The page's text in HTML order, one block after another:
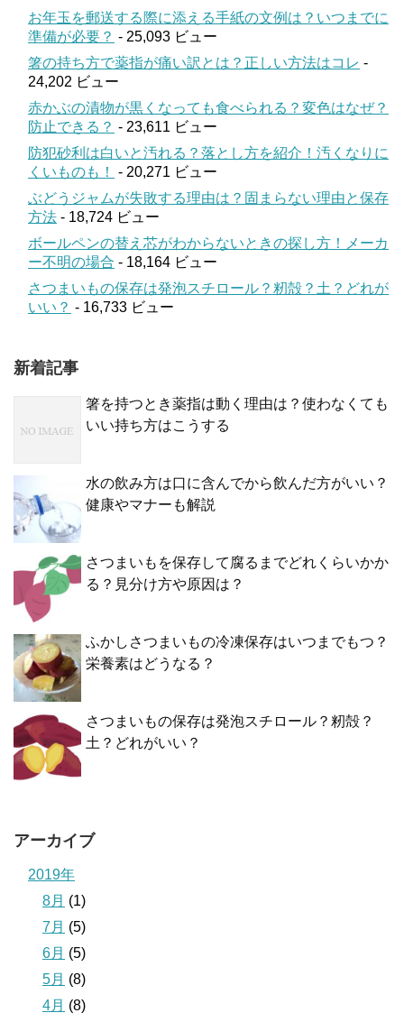
お年玉を郵送する際に添える手紙の文例は？いつまでに
準備が必要？ - 25,093 ビュー
箸の持ち方で薬指が痛い訳とは？正しい方法はコレ -
24,202 ビュー
赤かぶの漬物が黒くなっても食べられる？変色はなぜ？
防止できる？ - 23,611 ビュー
防犯砂利は白いと汚れる？落とし方を紹介！汚くなりに
くいものも！
- 20,271 ビュー
ぶどうジャムが失敗する理由は？固まらない理由と保存
方法 - 18,724 ビュー
ボールペンの替え芯がわからないときの探し方！メーカ
ー不明の場合 - 18,164 ビュー
さつまいもの保存は発泡スチロール？籾殻？土？どれが
いい？ - 16,733 ビュー
新着記事
箸を持つとき薬指は動く理由は？使わなくても
いい持ち方はこうする
水の飲み方は口に含んでから飲んだ方がいい？
健康やマナーも解説
さつまいもを保存して腐るまでどれくらいかか
る？見分け方や原因は？
ふかしさつまいもの冷凍保存はいつまでもつ？
栄養素はどうなる？
さつまいもの保存は発泡スチロール？籾殻？
土？どれがいい？
アーカイブ
2019年
8月 (1)
7月 (5)
6月 (5)
5月 (8)
4月 (8)